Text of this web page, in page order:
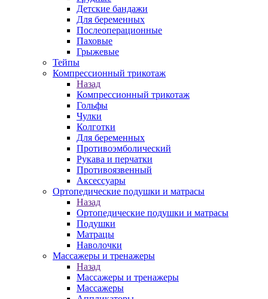
Детские бандажи
Для беременных
Послеоперационные
Паховые
Грыжевые
Тейпы
Компрессионный трикотаж
Назад
Компрессионный трикотаж
Гольфы
Чулки
Колготки
Для беременных
Противоэмболический
Рукава и перчатки
Противоязвенный
Аксессуары
Ортопедические подушки и матрасы
Назад
Ортопедические подушки и матрасы
Подушки
Матрацы
Наволочки
Массажеры и тренажеры
Назад
Массажеры и тренажеры
Массажеры